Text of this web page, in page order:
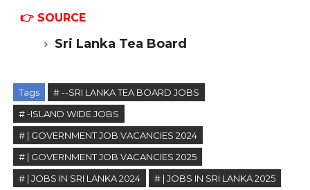
👉 SOURCE
Sri Lanka Tea Board
Tags
# --SRI LANKA TEA BOARD JOBS
# -ISLAND WIDE JOBS
# | GOVERNMENT JOB VACANCIES 2024
# | GOVERNMENT JOB VACANCIES 2025
# | JOBS IN SRI LANKA 2024
# | JOBS IN SRI LANKA 2025